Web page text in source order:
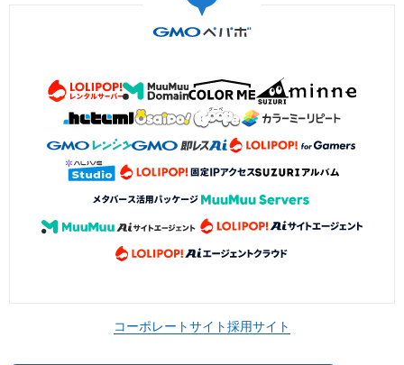
コーポレートサイト採用サイト